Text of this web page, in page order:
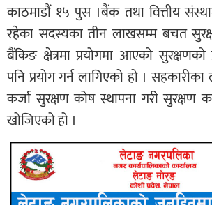
काठमाडौं १५ पुस ।बैंक तथा वित्तीय
रहेका सदस्यका तीन लाखसम्म बचत
बैंकिङ क्षेत्रमा प्रयोगमा आएको सुरक्षणको
पनि प्रयोग गर्न लागिएको हो ।
कर्जा सुरक्षण कोष स्थापना गरी सुरक्षण
खोजिएको हो ।